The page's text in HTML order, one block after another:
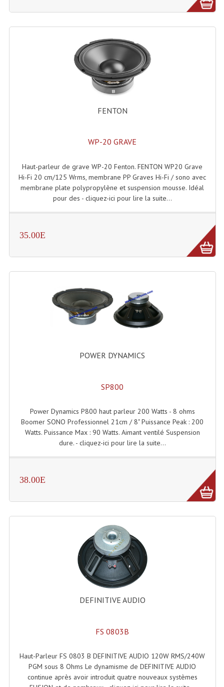
Enceintes Monitoring
Filtres Actifs, Correcteurs
Haut-Parleurs Moteurs Tweeters Filtres
Haut-Parleurs Amplis Guitare
Moteurs Pavillons Pour Enceinte
Tweeters Pour Enceintes
Lecteurs Double Cd Mixage Intégrée
Lecteurs Double Cd MP3
Lecteurs Lasers Simple Et Mp3 (rack 19")
Minidisc
Enregistreur Numérique
Platines Dvd Pour Dj
Platines Cassettes
Micro Sans Fil HF VHF 200MHZ
Micro Sans Fil HF UHF 800MHZ
Micros De Studio
Microphones De Surface
Multi-Effets, Reverbes Etc...
Pupitre Pour Discours
Samplers, Échantillonneurs
FENTON
WP-20 GRAVE
Haut-parleur de grave WP-20 Fenton. FENTON WP20 Grave
Hi-Fi 20 cm/125 Wrms, membrane PP Graves Hi-Fi / sono avec
membrane plate polypropylène et suspension mousse. Idéal
pour des - cliquez-ici pour lire la suite...
35.00E
POWER DYNAMICS
SP800
Power Dynamics P800 haut parleur 200 Watts - 8 ohms
Boomer SONO Professionnel 21cm / 8" Puissance Peak : 200
Watts. Puissance Max : 90 Watts. Aimant ventilé Suspension
dure. - cliquez-ici pour lire la suite...
38.00E
DEFINITIVE AUDIO
FS 0803B
Haut-Parleur FS 0803 B DEFINITIVE AUDIO 120W RMS/240W
PGM sous 8 Ohms Le dynamisme de DEFINITIVE AUDIO
continue après avoir introduit quatre nouveaux systèmes